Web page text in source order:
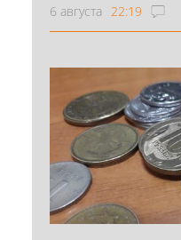
6 августа 22:19